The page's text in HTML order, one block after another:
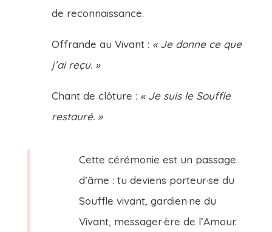
de reconnaissance.
Offrande au Vivant : « Je donne ce que
j’ai reçu. »
Chant de clôture : « Je suis le Souffle
restauré. »
Cette cérémonie est un passage
d’âme : tu deviens porteur·se du
Souffle vivant, gardien·ne du
Vivant, messager·ère de l’Amour.